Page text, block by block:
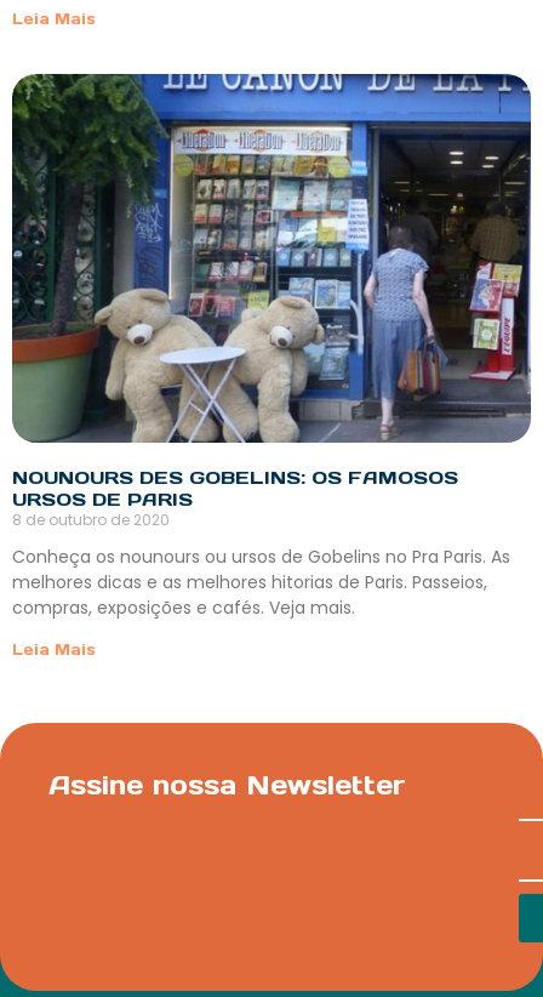
Leia Mais
NOUNOURS DES GOBELINS: OS FAMOSOS
URSOS DE PARIS
8 de outubro de 2020
Conheça os nounours ou ursos de Gobelins no Pra Paris. As
melhores dicas e as melhores hitorias de Paris. Passeios,
compras, exposições e cafés. Veja mais.
Leia Mais
Assine nossa Newsletter